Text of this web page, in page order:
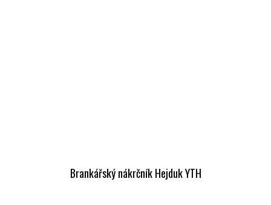
Brankářský nákrčník Hejduk YTH